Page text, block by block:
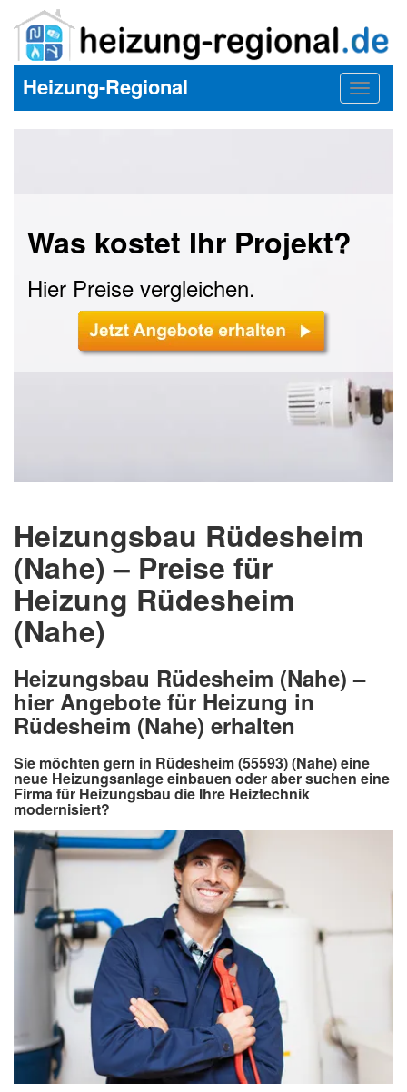
Toggle
Heizung-Regional
Was kostet Ihr Projekt?
Hier Preise vergleichen.
Heizungsbau Rüdesheim
(Nahe) – Preise für
Heizung Rüdesheim
(Nahe)
Heizungsbau Rüdesheim (Nahe) –
hier Angebote für Heizung in
Rüdesheim (Nahe) erhalten
Sie möchten gern in Rüdesheim (55593) (Nahe) eine
neue Heizungsanlage einbauen oder aber suchen eine
Firma für Heizungsbau die Ihre Heiztechnik
modernisiert?